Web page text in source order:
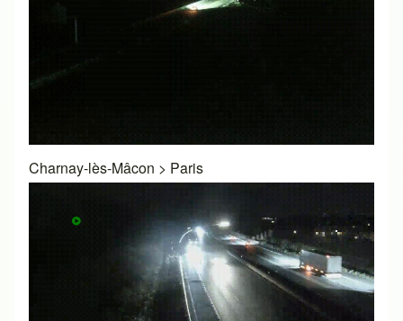
Charnay-lès-Mâcon > Paris